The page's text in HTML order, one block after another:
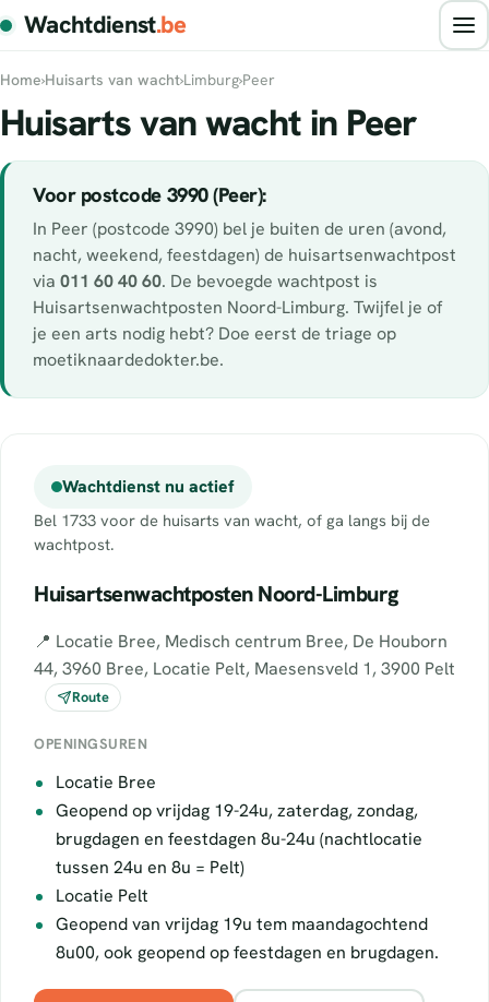
Wachtdienst.be
Home›Huisarts van wacht›Limburg›Peer
Huisarts van wacht in Peer
Voor postcode 3990 (Peer):
In Peer (postcode 3990) bel je buiten de uren (avond,
nacht, weekend, feestdagen) de huisartsenwachtpost
via 011 60 40 60. De bevoegde wachtpost is
Huisartsenwachtposten Noord-Limburg. Twijfel je of
je een arts nodig hebt? Doe eerst de triage op
moetiknaardedokter.be.
Wachtdienst nu actief
Bel 1733 voor de huisarts van wacht, of ga langs bij de
wachtpost.
Huisartsenwachtposten Noord-Limburg
📍 Locatie Bree, Medisch centrum Bree, De Houborn
44, 3960 Bree, Locatie Pelt, Maesensveld 1, 3900 Pelt
Route
OPENINGSUREN
Locatie Bree
Geopend op vrijdag 19-24u, zaterdag, zondag,
brugdagen en feestdagen 8u-24u (nachtlocatie
tussen 24u en 8u = Pelt)
Locatie Pelt
Geopend van vrijdag 19u tem maandagochtend
8u00, ook geopend op feestdagen en brugdagen.